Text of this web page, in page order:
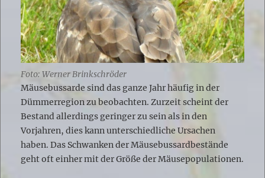
Foto: Werner Brinkschröder
Mäusebussarde sind das ganze Jahr häufig in der
Dümmerregion zu beobachten. Zurzeit scheint der
Bestand allerdings geringer zu sein als in den
Vorjahren, dies kann unterschiedliche Ursachen
haben. Das Schwanken der Mäusebussardbestände
geht oft einher mit der Größe der Mäusepopulationen.